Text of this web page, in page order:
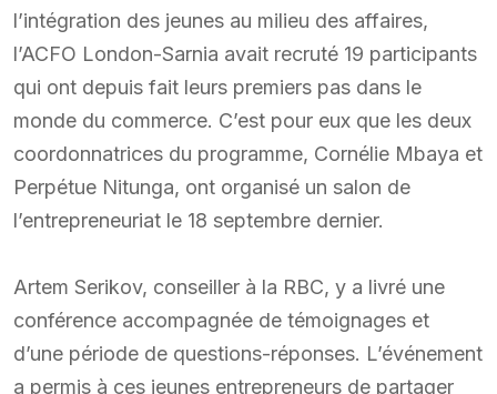
l’intégration des jeunes au milieu des affaires,
l’ACFO London-Sarnia avait recruté 19 participants
qui ont depuis fait leurs premiers pas dans le
monde du commerce. C’est pour eux que les deux
coordonnatrices du programme, Cornélie Mbaya et
Perpétue Nitunga, ont organisé un salon de
l’entrepreneuriat le 18 septembre dernier.
Artem Serikov, conseiller à la RBC, y a livré une
conférence accompagnée de témoignages et
d’une période de questions-réponses. L’événement
a permis à ces jeunes entrepreneurs de partager